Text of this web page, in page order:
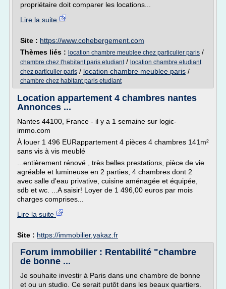
propriétaire doit comparer les locations...
Lire la suite
Site : https://www.cohebergement.com
Thèmes liés : location chambre meublee chez particulier paris /
chambre chez l'habitant paris etudiant/ location chambre etudiant
chez particulier paris / location chambre meublee paris /
chambre chez habitant paris etudiant
Location appartement 4 chambres nantes
Annonces ...
Nantes 44100, France - il y a 1 semaine sur logic-
immo.com
À louer 1 496 EURappartement 4 pièces 4 chambres 141m²
sans vis à vis meublé
...entièrement rénové , très belles prestations, pièce de vie
agréable et lumineuse en 2 parties, 4 chambres dont 2
avec salle d'eau privative, cuisine aménagée et équipée,
sdb et wc. ...A saisir! Loyer de 1 496,00 euros par mois
charges comprises...
Lire la suite
Site : https://immobilier.yakaz.fr
Forum immobilier : Rentabilité "chambre
de bonne ...
Je souhaite investir à Paris dans une chambre de bonne
et ou un studio. Ce serait putôt dans les beaux quartiers.